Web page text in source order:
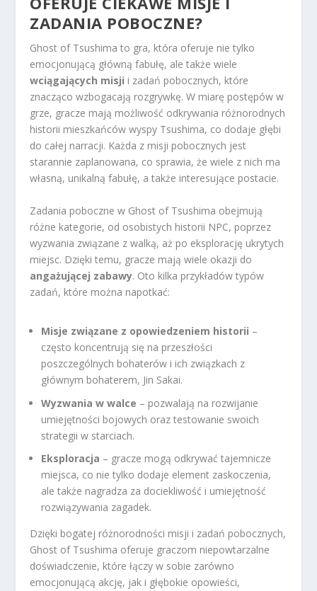
ZADANIA POBOCZNE?
Ghost of Tsushima to gra, która oferuje nie tylko
emocjonującą główną fabułę, ale także wiele
wciągających misji i zadań pobocznych, które
znacząco wzbogacają rozgrywkę. W miarę postępów w
grze, gracze mają możliwość odkrywania różnorodnych
historii mieszkańców wyspy Tsushima, co dodaje głębi
do całej narracji. Każda z misji pobocznych jest
starannie zaplanowana, co sprawia, że wiele z nich ma
własną, unikalną fabułę, a także interesujące postacie.
Zadania poboczne w Ghost of Tsushima obejmują
różne kategorie, od osobistych historii NPC, poprzez
wyzwania związane z walką, aż po eksplorację ukrytych
miejsc. Dzięki temu, gracze mają wiele okazji do
angażującej zabawy. Oto kilka przykładów typów
zadań, które można napotkać:
Misje związane z opowiedzeniem historii –
często koncentrują się na przeszłości
poszczególnych bohaterów i ich związkach z
głównym bohaterem, Jin Sakai.
Wyzwania w walce – pozwalają na rozwijanie
umiejętności bojowych oraz testowanie swoich
strategii w starciach.
Eksploracja – gracze mogą odkrywać tajemnicze
miejsca, co nie tylko dodaje element zaskoczenia,
ale także nagradza za dociekliwość i umiejętność
rozwiązywania zagadek.
Dzięki bogatej różnorodności misji i zadań pobocznych,
Ghost of Tsushima oferuje graczom niepowtarzalne
doświadczenie, które łączy w sobie zarówno
emocjonującą akcję, jak i głębokie opowieści,